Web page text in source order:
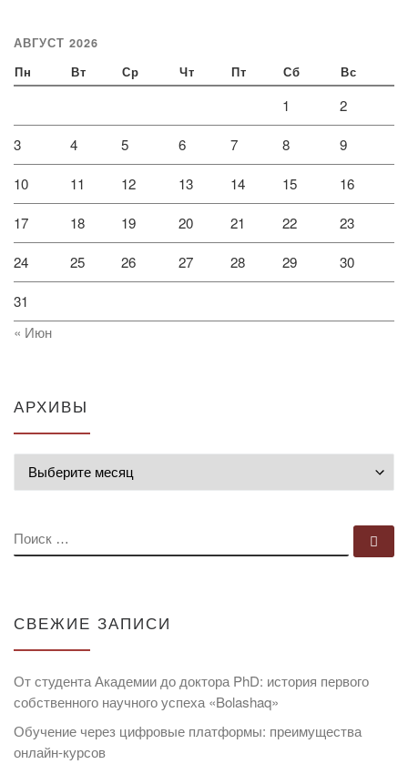
АВГУСТ 2026
Пн Вт Ср Чт Пт Сб Вс
1 2
3 4 5 6 7 8 9
10 11 12 13 14 15 16
17 18 19 20 21 22 23
24 25 26 27 28 29 30
31
« Июн
АРХИВЫ
ПОИСК
СВЕЖИЕ ЗАПИСИ
От студента Академии до доктора PhD: история первого
собственного научного успеха «Bolashaq»
Обучение через цифровые платформы: преимущества
онлайн-курсов